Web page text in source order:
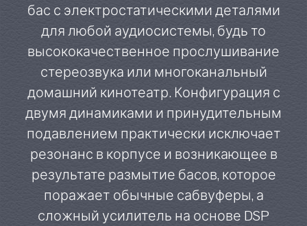
бас с электростатическими деталями
для любой аудиосистемы, будь то
высококачественное прослушивание
стереозвука или многоканальный
домашний кинотеатр. Конфигурация с
двумя динамиками и принудительным
подавлением практически исключает
резонанс в корпусе и возникающее в
результате размытие басов, которое
поражает обычные сабвуферы, а
сложный усилитель на основе DSP